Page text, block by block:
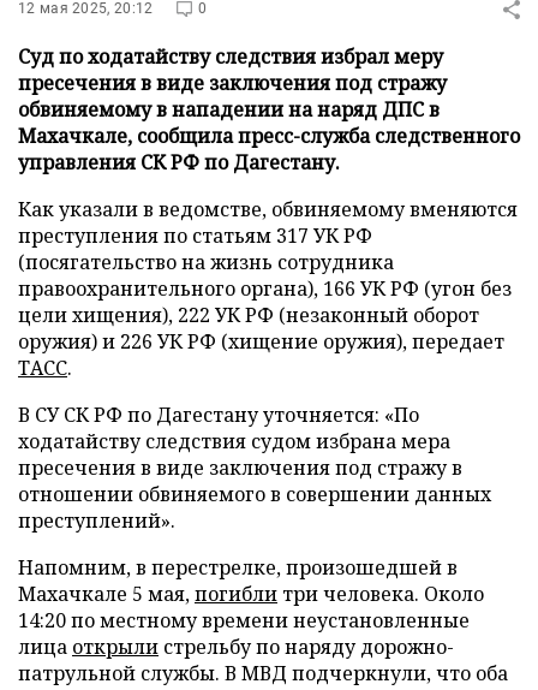
12 мая 2025, 20:12 0
Суд по ходатайству следствия избрал меру
пресечения в виде заключения под стражу
обвиняемому в нападении на наряд ДПС в
Махачкале, сообщила пресс-служба следственного
управления СК РФ по Дагестану.
Как указали в ведомстве, обвиняемому вменяются
преступления по статьям 317 УК РФ
(посягательство на жизнь сотрудника
правоохранительного органа), 166 УК РФ (угон без
цели хищения), 222 УК РФ (незаконный оборот
оружия) и 226 УК РФ (хищение оружия), передает
ТАСС.
В СУ СК РФ по Дагестану уточняется: «По
ходатайству следствия судом избрана мера
пресечения в виде заключения под стражу в
отношении обвиняемого в совершении данных
преступлений».
Напомним, в перестрелке, произошедшей в
Махачкале 5 мая,погибли три человека. Около
14:20 по местному времени неустановленные
лица открыли стрельбу по наряду дорожно-
патрульной службы. В МВД подчеркнули, что оба